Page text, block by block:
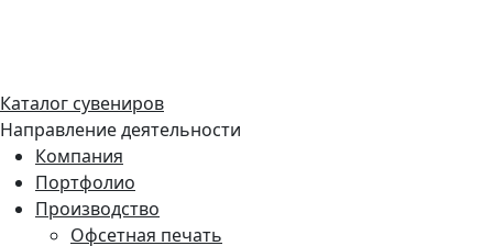
Каталог сувениров
Направление деятельности
Компания
Портфолио
Производство
Офсетная печать